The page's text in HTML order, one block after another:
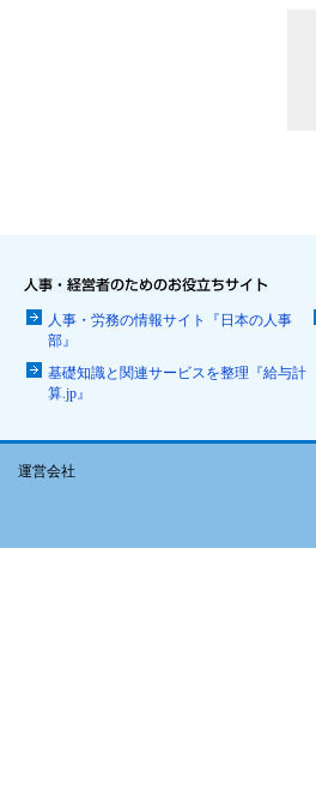
人事・労務の情報サイト『日本の人事
部』
基礎知識と関連サービスを整理『給与計
算.jp』
運営会社